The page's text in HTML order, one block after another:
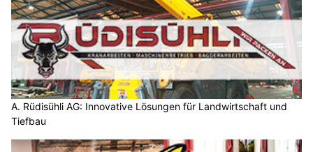
A. Rüdisühli AG: Innovative Lösungen für Landwirtschaft und
Tiefbau